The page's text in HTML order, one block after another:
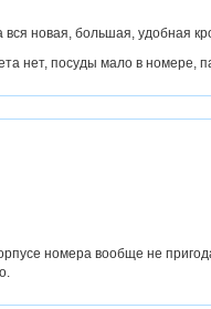
новая, большая, удобная
нет, посуды мало в номере,
номера вообще не